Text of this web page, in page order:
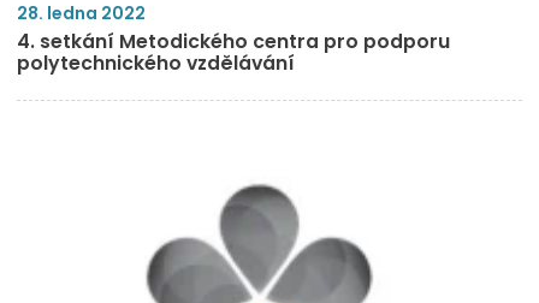
28. ledna 2022
4. setkání Metodického centra pro podporu
polytechnického vzdělávání